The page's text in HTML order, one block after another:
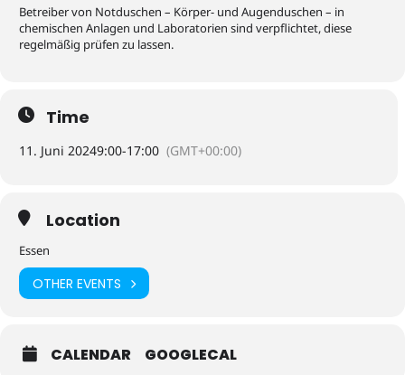
Betreiber von Notduschen – Körper- und Augenduschen – in
chemischen Anlagen und Laboratorien sind verpflichtet, diese
regelmäßig prüfen zu lassen.
Time
11. Juni 20249:00-17:00 (GMT+00:00)
Location
Essen
OTHER EVENTS
CALENDAR GOOGLECAL